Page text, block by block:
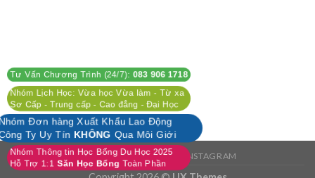
FACEBOOK TWITTER INSTAGRAM
Tư Vấn Chương Trình (24/7): 083 906 1718
Nhóm Lịch Học: Vừa học Vừa làm - Từ xa
Sơ Cấp - Trung cấp - Cao đẳng - Đại Học
Nhóm Đơn hàng Xuất Khẩu Lao Động
Công Ty Uy TínKHÔNG Qua Môi Giới
Nhóm Thông tin Học Bổng Du Học 2025
Hỗ Trợ 1:1 Săn Học Bổng Toàn Phần